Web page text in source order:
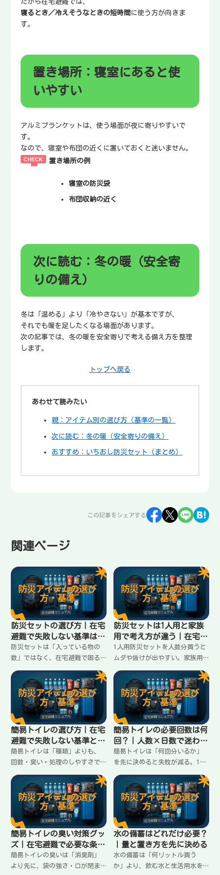
だから在宅避難では、
寝るとき／冷えそうなときの短時間 に使う方が向きま
す。
置き場所：寝室にあると使
いやすい
アルミブランケットは、使う場面が夜に寄りやすいで
す。
なので、寝室や布団の近くに置いておくと迷いません。
置き場所の例
寝室の防災袋
布団収納の近く
次に読む：冬の暖（安全寄
りの備え）
冬は「温める」より「冷やさない」が基本ですが、
それでも暖を足したくなる場面があります。
次の記事では、冬の暖を安全寄りで考える備え方を整理
します。
トップへ戻る
あわせて読みたい
親：アイテム別の選び方（基準の一覧）
次に読む：冬の暖（安全寄りの備え）
おすすめ：いちおし防災セット（まとめ）
この記事をシェアする
関連ページ
防災セットの選び方｜在宅
避難で失敗しない基準はこ
の3つ
防災セットは「入っている物の
数」ではなく、在宅避難で困る
えられるかで選ぶ。買ってから
後悔しない3つの基準と、避けた
い落とし穴をまとめます。
防災セットは1人用と家族
用で考え方が違う｜在宅避
難の揃え方
1人用防災セットを人数分買うと
ムダや抜けが出やすい。家族用
必要な物」を分けるのがコツ。
揃え方の違いと失敗しない分け
方をまとめます。
簡易トイレの選び方｜在宅
避難で失敗しない基準と落
とし穴
簡易トイレは「種類」よりも、
回数・臭い・処理のしやすさで
敗しないための基準と、家庭で
迷わない揃え方をまとめます。
簡易トイレの必要回数は何
回？｜人数×日数で迷わな
い計算
簡易トイレは「何回分いるか」
を先に決めると失敗が減る。1人
×日数で必要数を出す手順を、
在宅避難向けに分かりやすく整
理します。
簡易トイレの臭い対策グッ
ズ｜在宅避難で必要な条件
はこれ
簡易トイレの臭いは「消臭剤」
より先に、袋の強さ・口が閉ま
水の備蓄はどれだけ必要？
｜量と置き方を先に決める
水の備蓄は「何リットル買う
か」より、飲む水と生活用水を